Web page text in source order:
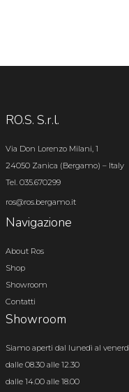
RO.S. S.r.l.
Via Don Lorenzo Milani, 1
24050 Zanica (Bergamo) – Italy
Tel. 035.670299
ros@ros.bergamo.it
Navigazione
About Ros
Shop
Showroom
Contatti
Showroom
Siamo aperti dal lunedì al
dalle 08.30 alle 12.30
dalle 14.00 alle 18.00